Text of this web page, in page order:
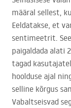
määral sellest,
Eeldatakse, et
sentimeetrit.
paigaldada alati
tagad
hoolduse ajal
selline kõrgus
Vabaltseisvad